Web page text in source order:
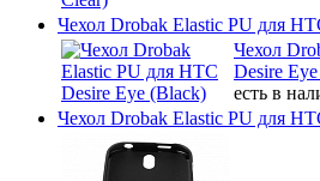
Чехол Drobak Elastic PU для
Чехол
Desire
есть в
Чехол Drobak Elastic PU для